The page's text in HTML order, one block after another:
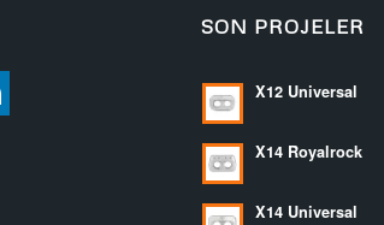
SON PROJELER
X12 Universal
X14 Royalrock
X14 Universal